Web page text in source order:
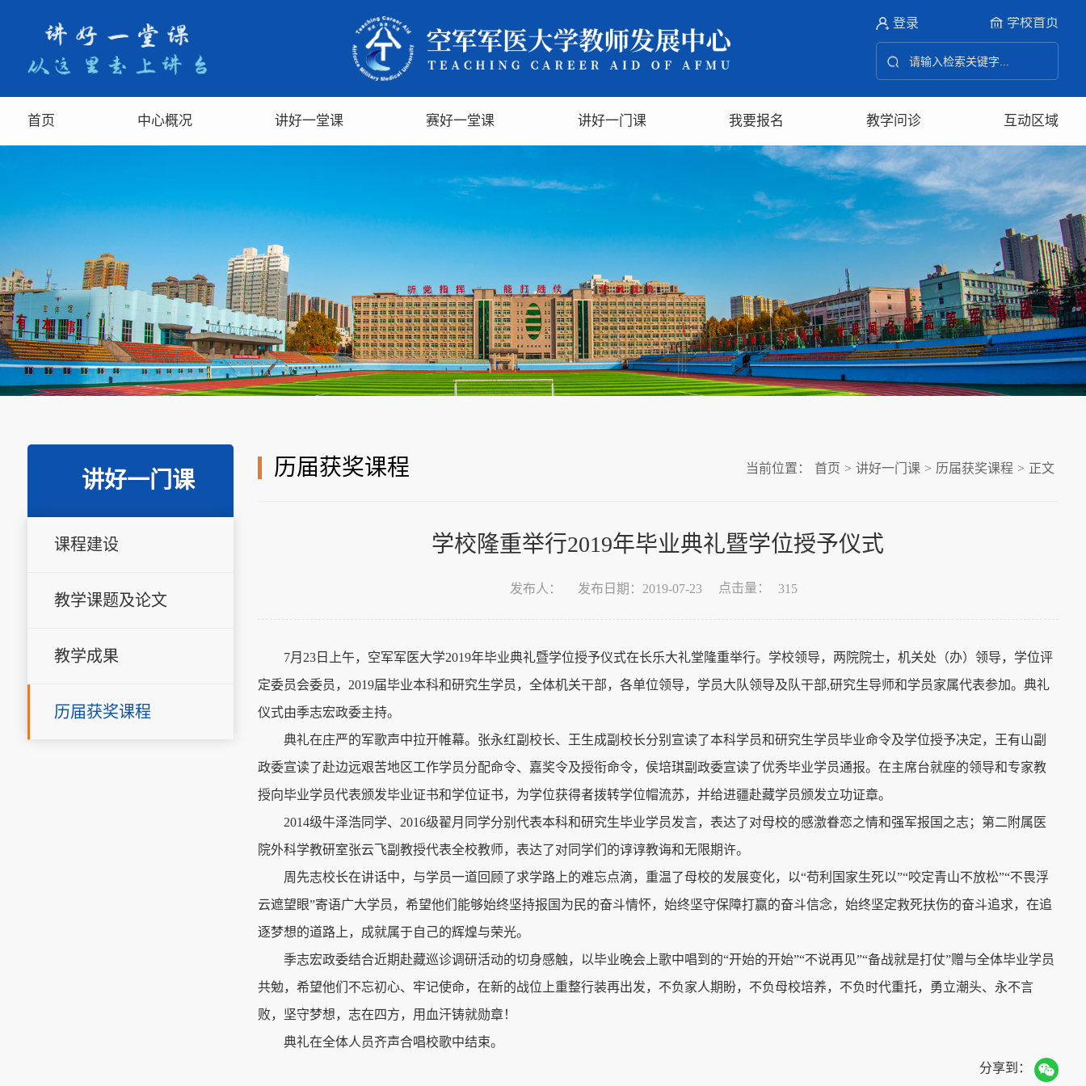
登录 学校首页
首页 中心概况 讲好一堂课 赛好一堂课 讲好一门课 我要报名 教学问诊 互动区域
讲好一门课
课程建设
教学课题及论文
教学成果
历届获奖课程
历届获奖课程 当前位置： 首页 > 讲好一门课 > 历届获奖课程 > 正文
学校隆重举行2019年毕业典礼暨学位授予仪式
发布人： 发布日期：2019-07-23 点击量： 315
7月23日上午，空军军医大学2019年毕业典礼暨学位授予仪式在长乐大礼堂隆重举行。学校领导，两院院士，机关处（办）领导，学位评
定委员会委员，2019届毕业本科和研究生学员，全体机关干部，各单位领导，学员大队领导及队干部,研究生导师和学员家属代表参加。典礼
仪式由季志宏政委主持。
典礼在庄严的军歌声中拉开帷幕。张永红副校长、王生成副校长分别宣读了本科学员和研究生学员毕业命令及学位授予决定，王有山副
政委宣读了赴边远艰苦地区工作学员分配命令、嘉奖令及授衔命令，侯培琪副政委宣读了优秀毕业学员通报。在主席台就座的领导和专家教
授向毕业学员代表颁发毕业证书和学位证书，为学位获得者拨转学位帽流苏，并给进疆赴藏学员颁发立功证章。
2014级牛泽浩同学、2016级翟月同学分别代表本科和研究生毕业学员发言，表达了对母校的感激眷恋之情和强军报国之志；第二附属医
院外科学教研室张云飞副教授代表全校教师，表达了对同学们的谆谆教诲和无限期许。
周先志校长在讲话中，与学员一道回顾了求学路上的难忘点滴，重温了母校的发展变化，以“苟利国家生死以”“咬定青山不放松”“不畏浮
云遮望眼”寄语广大学员，希望他们能够始终坚持报国为民的奋斗情怀，始终坚守保障打赢的奋斗信念，始终坚定救死扶伤的奋斗追求，在追
逐梦想的道路上，成就属于自己的辉煌与荣光。
季志宏政委结合近期赴藏巡诊调研活动的切身感触，以毕业晚会上歌中唱到的“开始的开始”“不说再见”“备战就是打仗”赠与全体毕业学员
共勉，希望他们不忘初心、牢记使命，在新的战位上重整行装再出发，不负家人期盼，不负母校培养，不负时代重托，勇立潮头、永不言
败，坚守梦想，志在四方，用血汗铸就勋章！
典礼在全体人员齐声合唱校歌中结束。
分享到：